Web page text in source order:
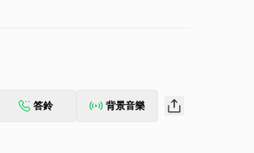
答鈴 背景音樂